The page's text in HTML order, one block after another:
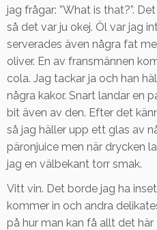
jag frågar: ”What is that?”.
så det var ju okej. Öl var jag
serverades även några fat
oliver. En av fransmännen
cola. Jag tackar ja och han
några kakor. Snart landar en
bit även av den. Efter det
så jag häller upp ett glas av
päronjuice men när drycken
jag en välbekant torr smak.
Vitt vin. Det borde jag ha
kommer in och andra
på hur man kan få allt det